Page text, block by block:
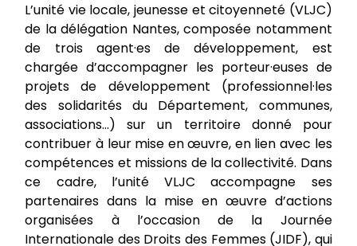
L’unité vie locale, jeunesse et citoyenneté (VLJC)
de la délégation Nantes, composée notamment
de trois agent·es de développement, est
chargée d’accompagner les porteur·euses de
projets de développement (professionnel·les
des solidarités du Département, communes,
associations…) sur un territoire donné pour
contribuer à leur mise en œuvre, en lien avec les
compétences et missions de la collectivité. Dans
ce cadre, l’unité VLJC accompagne ses
partenaires dans la mise en œuvre d’actions
organisées à l’occasion de la Journée
Internationale des Droits des Femmes (JIDF), qui